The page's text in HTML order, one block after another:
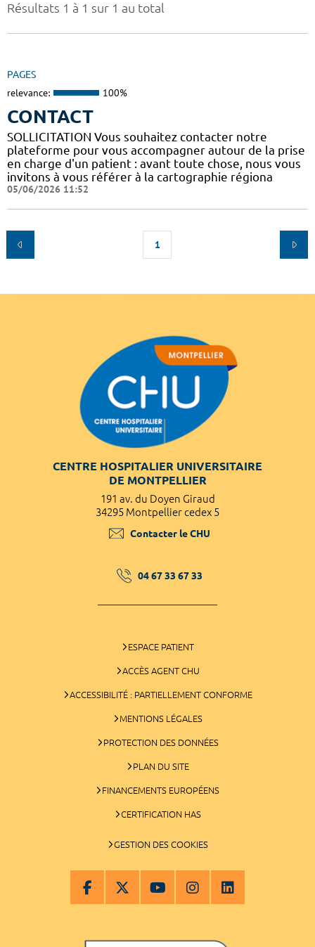
Résultats 1 à 1 sur 1 au total
PAGES
relevance: 100%
CONTACT
SOLLICITATION Vous souhaitez contacter notre
plateforme pour vous accompagner autour de la prise
en charge d'un patient : avant toute chose, nous vous
invitons à vous référer à la cartographie régiona
05/06/2026 11:52
1
CENTRE HOSPITALIER UNIVERSITAIRE
DE MONTPELLIER
191 av. du Doyen Giraud
34295 Montpellier cedex 5
Contacter le CHU
04 67 33 67 33
ESPACE PATIENT
ACCÈS AGENT CHU
ACCESSIBILITÉ : PARTIELLEMENT CONFORME
MENTIONS LÉGALES
PROTECTION DES DONNÉES
PLAN DU SITE
FINANCEMENTS EUROPÉENS
CERTIFICATION HAS
GESTION DES COOKIES